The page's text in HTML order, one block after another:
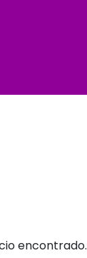
encontrado.